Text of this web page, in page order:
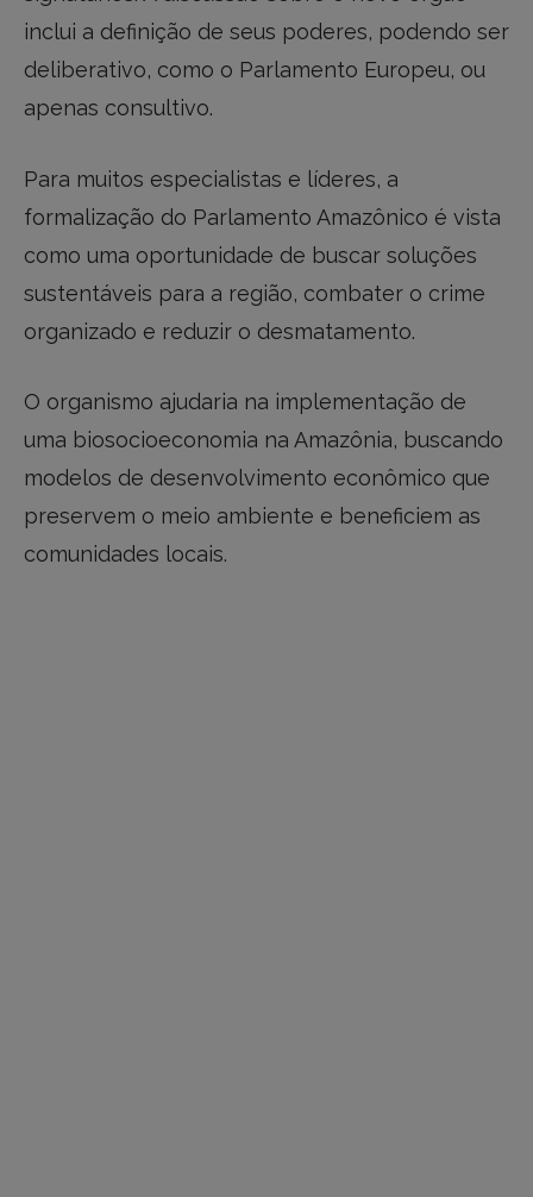
inclui a definição de seus poderes, podendo ser
deliberativo, como o Parlamento Europeu, ou
apenas consultivo.
Para muitos especialistas e líderes, a
formalização do Parlamento Amazônico é vista
como uma oportunidade de buscar soluções
sustentáveis para a região, combater o crime
organizado e reduzir o desmatamento.
O organismo ajudaria na implementação de
uma biosocioeconomia na Amazônia, buscando
modelos de desenvolvimento econômico que
preservem o meio ambiente e beneficiem as
comunidades locais.